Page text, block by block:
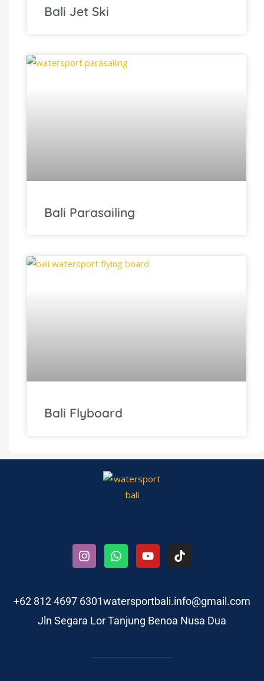
Bali Jet Ski
Bali Parasailing
Bali Flyboard
+62 812 4697 6301watersportbali.info@gmail.com
Jln Segara Lor Tanjung Benoa Nusa Dua